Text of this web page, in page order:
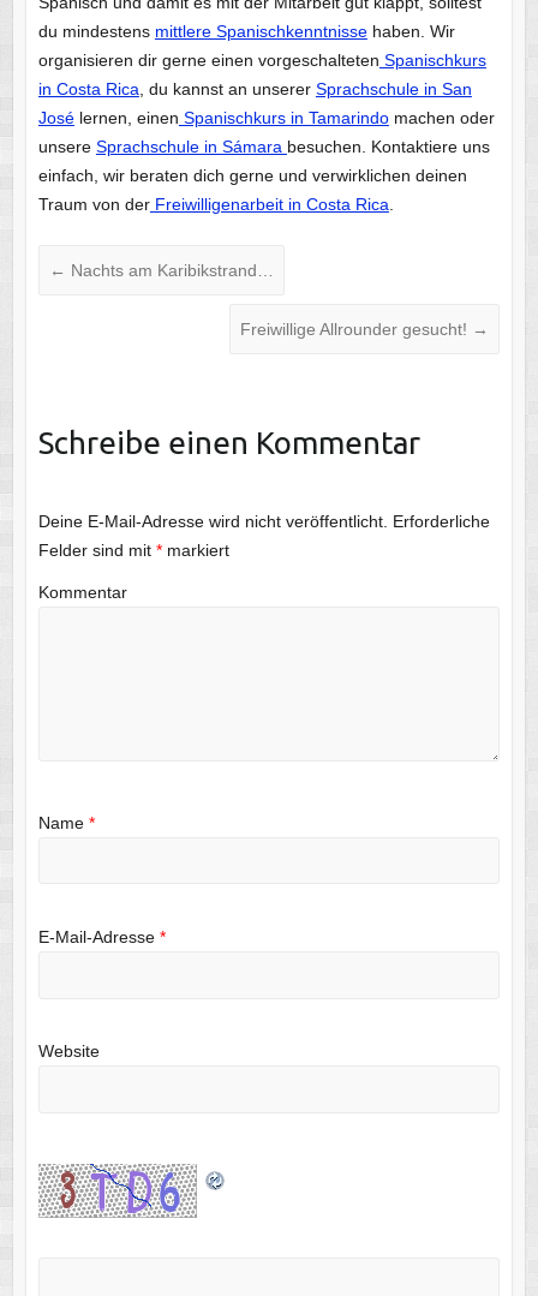
du mindestens mittlere Spanischkenntnissehaben. Wir
organisieren dir gerne einen vorgeschalteten Spanischkurs
in Costa Rica , du kannst an unserer Sprachschule in San
Josélernen, einen Spanischkurs in Tamarindomachen oder
unsere Sprachschule in Sámara besuchen. Kontaktiere uns
einfach, wir beraten dich gerne und verwirklichen deinen
Traum von derFreiwilligenarbeit in Costa Rica
← Nachts am Karibikstrand…
Freiwillige Allrounder gesucht! →
Schreibe einen Kommentar
Deine E-Mail-Adresse wird nicht veröffentlicht. Erforderliche
Felder sind mit *markiert
Kommentar
Name *
E-Mail-Adresse *
Website